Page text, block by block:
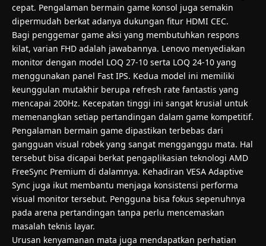
cepat. Pengalaman bermain game konsol juga semakin
dipermudah berkat adanya dukungan fitur HDMI CEC.
Bagi penggemar game aksi yang membutuhkan respons
kilat, varian FHD adalah jawabannya. Lenovo menyediakan
monitor dengan model LOQ 27-10 serta LOQ 24-10 yang
menggunakan panel Fast IPS. Kedua model ini memiliki
keunggulan mutakhir berupa refresh rate fantastis yang
mencapai 200Hz. Kecepatan tinggi ini sangat krusial untuk
memenangkan setiap pertandingan dalam game kompetitif.
Pengalaman bermain game dipastikan terbebas dari
gangguan visual robek yang sangat mengganggu mata. Hal
tersebut bisa dicapai berkat pengaplikasian teknologi AMD
FreeSync Premium di dalamnya. Kehadiran VESA Adaptive
Sync juga ikut membantu menjaga konsistensi performa
visual monitor tersebut. Pengguna bisa fokus sepenuhnya
pada arena pertandingan tanpa perlu mencemaskan
masalah teknis layar.
Urusan kenyamanan mata juga mendapatkan perhatian